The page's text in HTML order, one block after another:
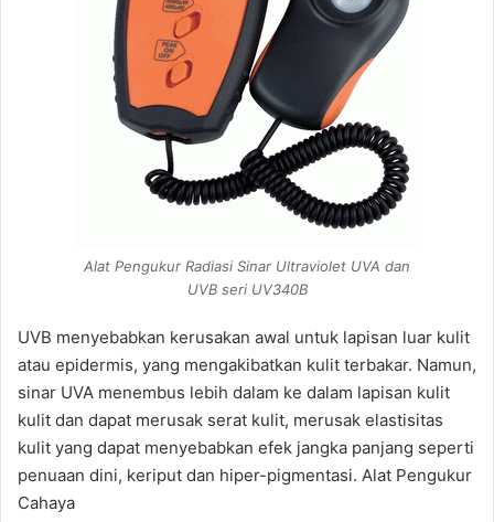
Alat Pengukur Radiasi Sinar Ultraviolet UVA dan
UVB seri UV340B
UVB menyebabkan kerusakan awal untuk lapisan luar kulit
atau epidermis, yang mengakibatkan kulit terbakar. Namun,
sinar UVA menembus lebih dalam ke dalam lapisan kulit
kulit dan dapat merusak serat kulit, merusak elastisitas
kulit yang dapat menyebabkan efek jangka panjang seperti
penuaan dini, keriput dan hiper-pigmentasi. Alat Pengukur
Cahaya